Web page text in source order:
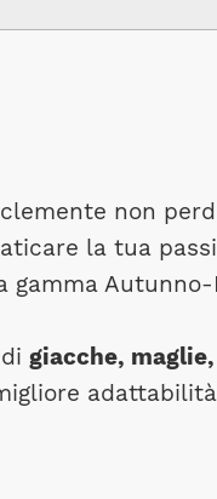
non
la tua
gamma
giacche,